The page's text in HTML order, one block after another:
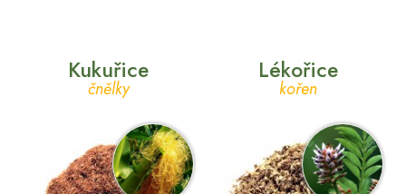
Kukuřice
čnělky
Lékořice
kořen